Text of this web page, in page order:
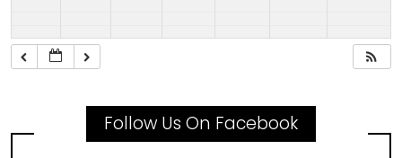
Follow Us On Facebook